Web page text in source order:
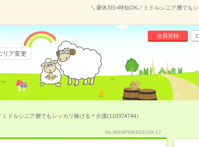
＼週休3日×時短OK／ミドルシニア層でも
会員登録
リア変更
ドルシニア層でもシッカリ稼げる＊介護(110374744）
No.MANPWK903109-17